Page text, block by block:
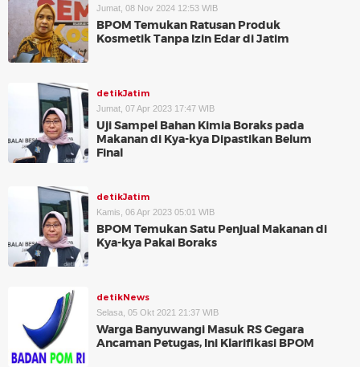
Jumat, 08 Nov 2024 12:53 WIB
BPOM Temukan Ratusan Produk
Kosmetik Tanpa Izin Edar di Jatim
detikJatim
Jumat, 07 Apr 2023 17:47 WIB
Uji Sampel Bahan Kimia Boraks pada
Makanan di Kya-kya Dipastikan Belum
Final
detikJatim
Kamis, 06 Apr 2023 05:01 WIB
BPOM Temukan Satu Penjual Makanan di
Kya-kya Pakai Boraks
detikNews
Selasa, 05 Okt 2021 21:37 WIB
Warga Banyuwangi Masuk RS Gegara
Ancaman Petugas, Ini Klarifikasi BPOM